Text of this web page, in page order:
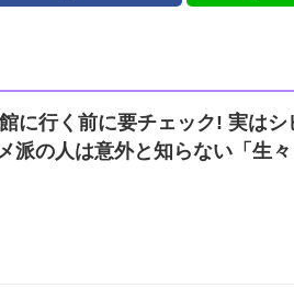
に行く前に要チェック! 実はシ
派の人は意外と知らない「生